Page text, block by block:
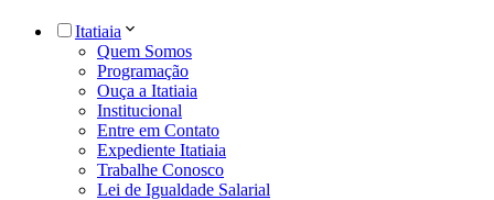
Itatiaia
Quem Somos
Programação
Ouça a Itatiaia
Institucional
Entre em Contato
Expediente Itatiaia
Trabalhe Conosco
Lei de Igualdade Salarial